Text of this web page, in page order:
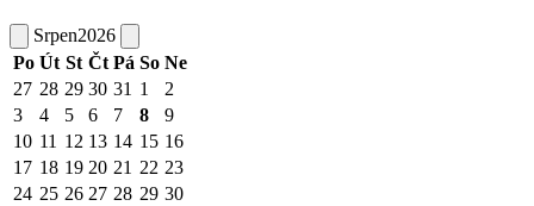
Srpen2026
Po Út St Čt Pá So Ne
27 28 29 30 31 1
2
3
4 5 6 7 8
9
10 11 12 13 14 15 16
17 18 19 20 21 22 23
24 25 26 27 28 29 30